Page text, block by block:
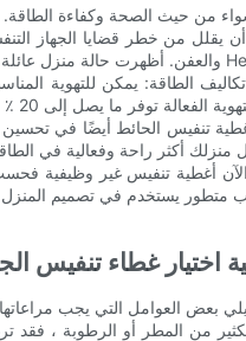
الآن أغطية تنفيس غير وظيفية
اختيار غطاء تنفيس